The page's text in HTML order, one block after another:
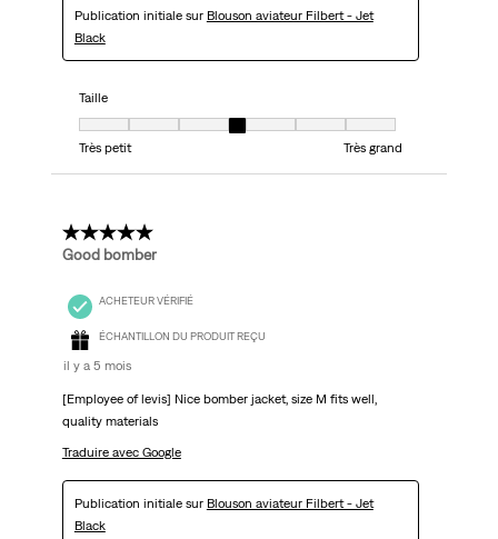
Publication initiale sur Blouson aviateur Filbert - Jet
Black
Taille
Taille, 4 sur 7, où 1 est égal à Très petit et 7 est égal à Très grand
Très petit
Très grand
5 étoile(s) sur 5.
Good bomber
ACHETEUR VÉRIFIÉ
ÉCHANTILLON DU PRODUIT REÇU
il y a 5 mois
[Employee of levis] Nice bomber jacket, size M fits well,
quality materials
Traduire avec Google
Publication initiale sur Blouson aviateur Filbert - Jet
Black